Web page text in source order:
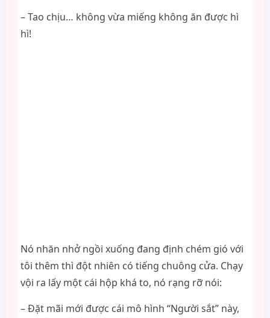
– Tao chịu… không vừa miếng không ăn được hì
hì!
Nó nhăn nhở ngồi xuống đang định chém gió với
tôi thêm thì đột nhiên có tiếng chuông cửa. Chạy
vội ra lấy một cái hộp khá to, nó rạng rỡ nói:
– Đặt mãi mới được cái mô hình “Người sắt” này,